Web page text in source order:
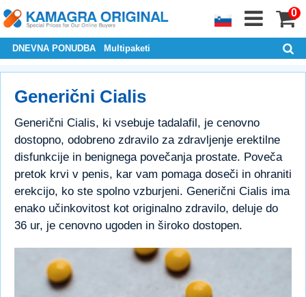
0
DNEVNA PONUDBA Multipaketi
Generični Cialis
Generični Cialis, ki vsebuje tadalafil, je cenovno
dostopno, odobreno zdravilo za zdravljenje erektilne
disfunkcije in benignega povečanja prostate. Poveča
pretok krvi v penis, kar vam pomaga doseči in ohraniti
erekcijo, ko ste spolno vzburjeni. Generični Cialis ima
enako učinkovitost kot originalno zdravilo, deluje do
36 ur, je cenovno ugoden in široko dostopen.